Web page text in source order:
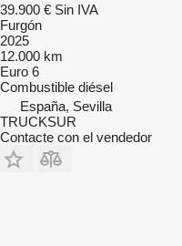
39.900 € Sin IVA
Furgón
2025
12.000 km
Euro 6
Combustible diésel
España, Sevilla
TRUCKSUR
Contacte con el vendedor